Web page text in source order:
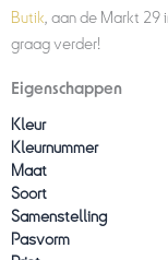
Butik , aan de Markt
graag verder!
Eigenschappen
Kleur
Kleurnummer
Maat
Soort
Samenstelling
Pasvorm